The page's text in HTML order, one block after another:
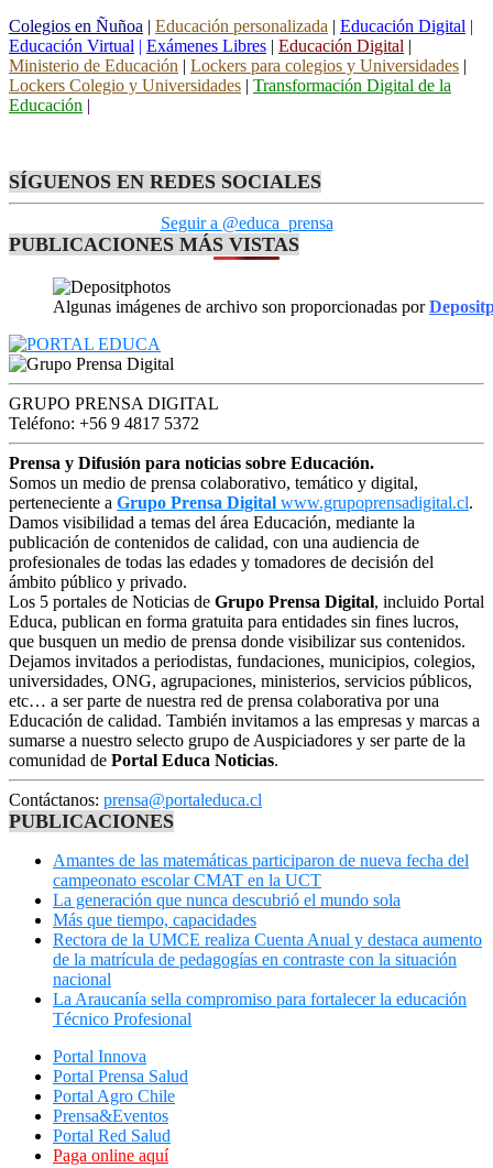
Colegios en Ñuñoa | Educación personalizada | Educación Digital |
Educación Virtual | Exámenes Libres | Educación Digital |
Ministerio de Educación | Lockers para colegios y Universidades |
Lockers Colegio y Universidades | Transformación Digital de la
Educación |
SÍGUENOS EN REDES SOCIALES
Seguir a @educa_prensa
PUBLICACIONES MÁS VISTAS
Algunas imágenes de archivo son proporcionadas por
GRUPO PRENSA DIGITAL
Teléfono: +56 9 4817 5372
Prensa y Difusión para noticias sobre Educación.
Somos un medio de prensa colaborativo, temático y digital,
perteneciente a Grupo Prensa Digital www.grupoprensadigital.cl.
Damos visibilidad a temas del área Educación, mediante la
publicación de contenidos de calidad, con una audiencia de
profesionales de todas las edades y tomadores de decisión del
ámbito público y privado.
Los 5 portales de Noticias de Grupo Prensa Digital, incluido Portal
Educa, publican en forma gratuita para entidades sin fines lucros,
que busquen un medio de prensa donde visibilizar sus contenidos.
Dejamos invitados a periodistas, fundaciones, municipios, colegios,
universidades, ONG, agrupaciones, ministerios, servicios públicos,
etc… a ser parte de nuestra red de prensa colaborativa por una
Educación de calidad. También invitamos a las empresas y marcas a
sumarse a nuestro selecto grupo de Auspiciadores y ser parte de la
comunidad de Portal Educa Noticias.
Contáctanos: prensa@portaleduca.cl
PUBLICACIONES
Amantes de las matemáticas participaron de nueva fecha del
campeonato escolar CMAT en la UCT
La generación que nunca descubrió el mundo sola
Más que tiempo, capacidades
Rectora de la UMCE realiza Cuenta Anual y destaca aumento
de la matrícula de pedagogías en contraste con la situación
nacional
La Araucanía sella compromiso para fortalecer la educación
Técnico Profesional
Portal Innova
Portal Prensa Salud
Portal Agro Chile
Prensa&Eventos
Portal Red Salud
Paga online aquí